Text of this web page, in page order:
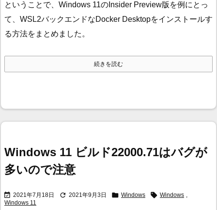
ということで、Windows 11のInsider Preview版を例にとっ
て、WSL2バックエンドなDocker Desktopをインストールす
る方法をまとめました。
続きを読む
Windows 11 ビルド22000.71はバグが
多いので注意
 2021年7月18日  2021年9月3日  Windows  Windows ,
Windows 11